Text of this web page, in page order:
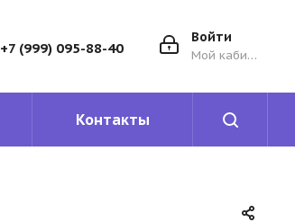
Войти
Мой кабинет
+7 (999) 095-88-40
Контакты